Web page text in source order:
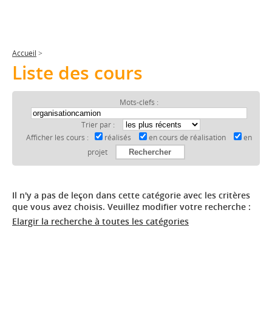
Accueil >
Liste des cours
Mots-clefs :
Trier par :
Afficher les cours :
réalisés en cours de réalisation
en
projet
Il n'y a pas de leçon dans cette catégorie avec les critères
que vous avez choisis. Veuillez modifier votre recherche :
Elargir la recherche à toutes les catégories